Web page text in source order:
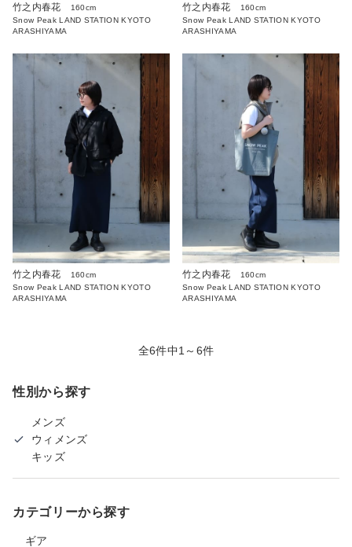
竹之内春花
160cm
Snow Peak LAND STATION KYOTO
ARASHIYAMA
竹之内春花
160cm
Snow Peak LAND STATION KYOTO
ARASHIYAMA
竹之内春花
160cm
Snow Peak LAND STATION KYOTO
ARASHIYAMA
竹之内春花
160cm
Snow Peak LAND STATION KYOTO
ARASHIYAMA
全6件中1～6件
性別から探す
メンズ
ウィメンズ
キッズ
カテゴリーから探す
ギア